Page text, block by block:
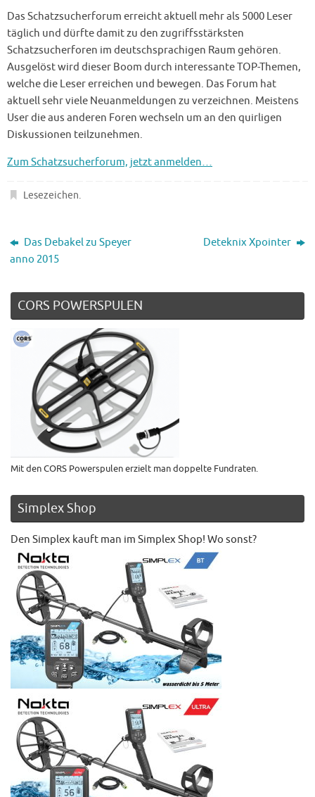
Das Schatzsucherforum erreicht aktuell mehr als 5000 Leser
täglich und dürfte damit zu den zugriffsstärksten
Schatzsucherforen im deutschsprachigen Raum gehören.
Ausgelöst wird dieser Boom durch interessante TOP-Themen,
welche die Leser erreichen und bewegen. Das Forum hat
aktuell sehr viele Neuanmeldungen zu verzeichnen. Meistens
User die aus anderen Foren wechseln um an den quirligen
Diskussionen teilzunehmen.
Zum Schatzsucherforum, jetzt anmelden…
Lesezeichen.
Das Debakel zu Speyer
anno 2015
Deteknix Xpointer
CORS POWERSPULEN
Mit den CORS Powerspulen erzielt man doppelte Fundraten.
Simplex Shop
Den Simplex kauft man im Simplex Shop! Wo sonst?